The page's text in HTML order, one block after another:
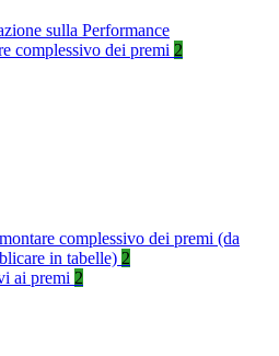
sulla Performance
complessivo dei premi 2
complessivo dei premi (da
in tabelle) 2
ai premi 2